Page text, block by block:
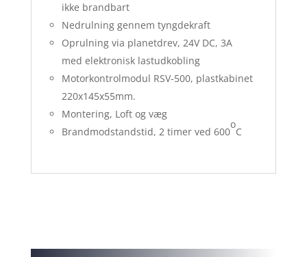
ikke brandbart
Nedrulning gennem tyngdekraft
Oprulning via planetdrev, 24V DC, 3A
med elektronisk lastudkobling
Motorkontrolmodul RSV-500, plastkabinet
220x145x55mm.
Montering, Loft og væg
Brandmodstandstid, 2 timer ved 600
o
C